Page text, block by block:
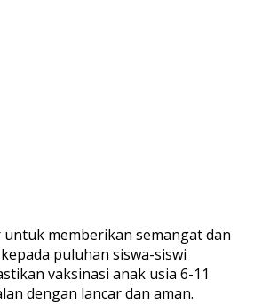
memberikan semangat dan
puluhan siswa-siswi
vaksinasi anak usia 6-11
dengan lancar dan aman.